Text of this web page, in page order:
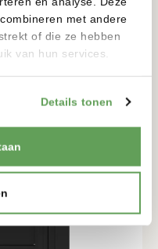
met andere
of die ze hebben
van hun services.
Details tonen
2445MM